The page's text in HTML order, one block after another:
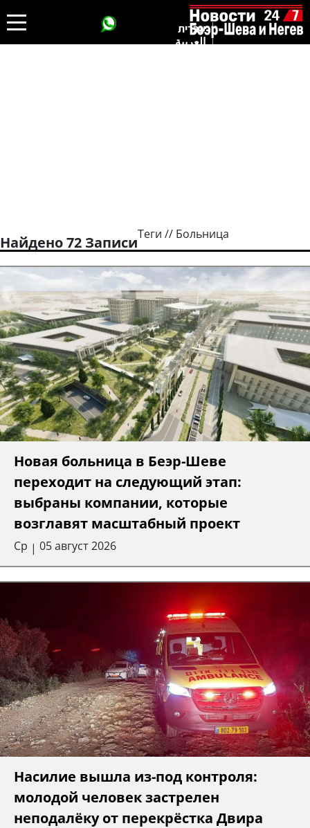
עברית
العربية
Теги // Больница
Найдено 72 Записи
Новая больница в Беэр-Шеве
переходит на следующий этап:
выбраны компании, которые
возглавят масштабный проект
Ср | 05 август 2026
Насилие вышла из-под контроля:
молодой человек застрелен
неподалёку от перекрёстка Двира